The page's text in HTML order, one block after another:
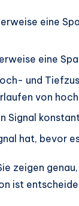
eine
eine
und
von
Signal
hat, bevor
zeigen
ist